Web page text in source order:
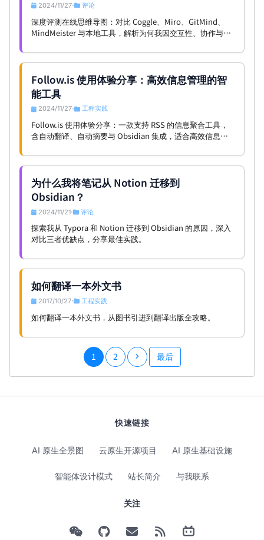
2024/11/27• 评论
深度评测在线思维导图：对比 Coggle、Miro、GitMind、
MindMeister 与本地工具，解析为何我因交互性、协作与多
Follow.is 使用体验分享：高效信息管理的智
能工具
2024/11/27• 工程实践
Follow.is 使用体验分享：一款支持 RSS 的信息聚合工具，
含自动翻译、自动摘要与 Obsidian 集成，适合高效信息管
为什么我将笔记从 Notion 迁移到
Obsidian？
2024/11/21• 评论
探索我从 Typora 和 Notion 迁移到 Obsidian 的原因，深入
对比三者优缺点，分享最佳实践。
如何翻译一本外文书
2017/10/27• 工程实践
如何翻译一本外文书，从图书引进到翻译出版全攻略。
1 2 最后
快速链接
AI 原生全景图 云原生开源项目 AI 原生基础设施
智能体设计模式 站长简介 与我联系
关注